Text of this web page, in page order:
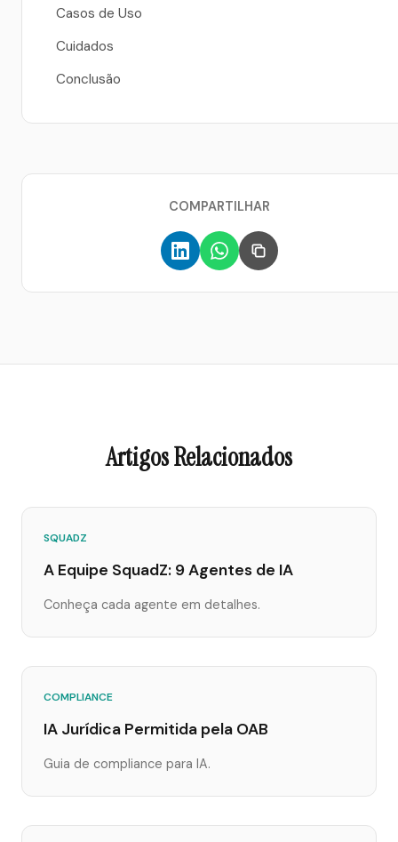
Casos de Uso
Cuidados
Conclusão
COMPARTILHAR
Artigos Relacionados
SQUADZ
A Equipe SquadZ: 9 Agentes de IA
Conheça cada agente em detalhes.
COMPLIANCE
IA Jurídica Permitida pela OAB
Guia de compliance para IA.